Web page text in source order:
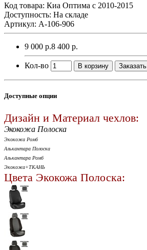
Код товара: Киа Оптима с 2010-2015
Доступность: На складе
Артикул: A-106-906
9 000 р.8 400 р.
Кол-во В корзину Заказать
Доступные опции
Дизайн и Материал чехлов:
Экокожа Полоска
Экокожа Ромб
Алькантара Полоска
Алькантара Ромб
Экокожа+ТКАНЬ
Цвета Экокожа Полоска: